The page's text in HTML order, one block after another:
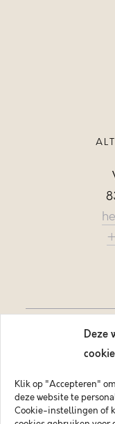
Deze
Klik op "Accepteren"
deze website te
Cookie-instellingen of